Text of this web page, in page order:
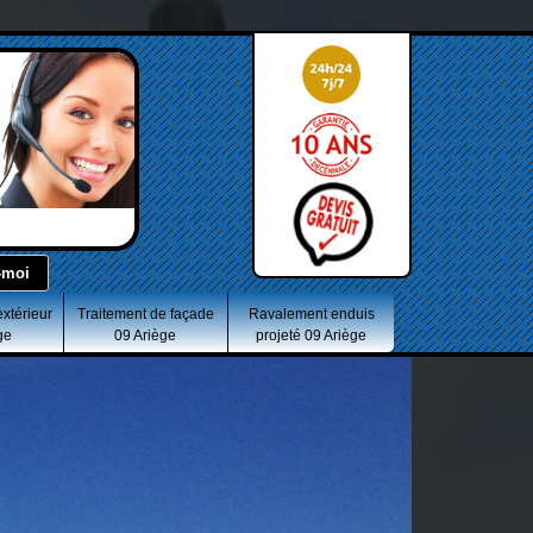
Traitement de façade
09 Ariège
Ravalement enduis
projeté 09 Ariège